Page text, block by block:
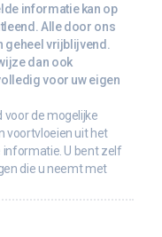
informatie kan op
Alle door ons
geheel vrijblijvend.
dan ook
voor uw eigen
voor de mogelijke
voortvloeien uit het
informatie. U bent zelf
die u neemt met